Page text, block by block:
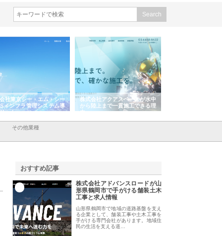
社東京シー・エム・シー
インフラ管理システム導
ット
株式会社アクアスペースが水中
から陸上まで一貫施工できる理
由
その他業種
おすすめ記事
株式会社アドバンスロードが山
形県鶴岡市で手がける舗装土木
工事と求人情報
山形県鶴岡市で地域の道路基盤を支え
る企業として、舗装工事や土木工事を
手がける専門会社があります。地域住
民の生活を支える道…